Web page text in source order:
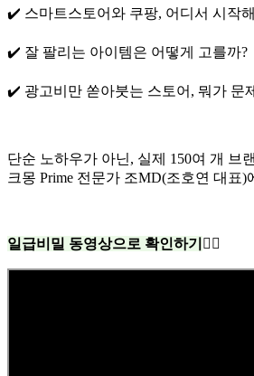
✔️ 스마트스토어와 쿠팡, 어디서 시작
✔️ 잘 팔리는 아이템은 어떻게 고를까?
✔️ 광고비만 쏟아붓는 스토어, 뭐가 문
단순 노하우가 아닌, 실제 150여 개 브
크몽 Prime 전문가 조MD(조호연 대표)
일급비밀 동영상으로 확인하기 👇🏻